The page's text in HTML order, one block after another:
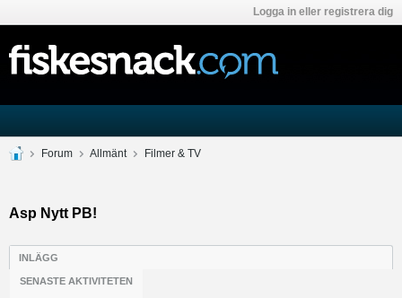
Logga in eller registrera dig
Forum Allmänt Filmer & TV
Asp Nytt PB!
INLÄGG
SENASTE AKTIVITETEN